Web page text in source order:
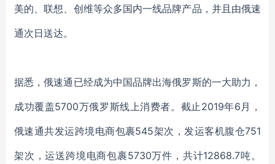
美的、联想、创维等众多国内一线品牌产品，并且由俄速
通次日送达。
据悉，俄速通已经成为中国品牌出海俄罗斯的一大助力，
成功覆盖5700万俄罗斯线上消费者。截止2019年6月，
俄速通共发运跨境电商包裹545架次，发运客机腹仓751
架次，运送跨境电商包裹5730万件，共计12868.7吨。